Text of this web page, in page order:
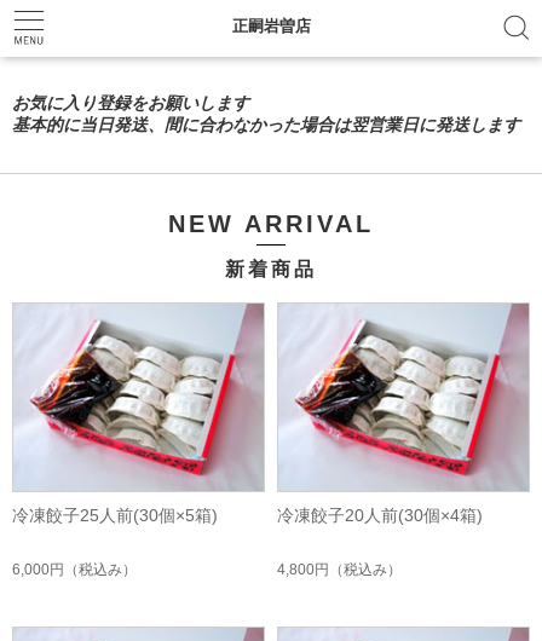
正嗣岩曽店
お気に入り登録をお願いします
基本的に当日発送、間に合わなかった場合は翌営業日に発送します
NEW ARRIVAL
新着商品
冷凍餃子25人前(30個×5箱)
6,000円 （税込み）
冷凍餃子20人前(30個×4箱)
4,800円 （税込み）